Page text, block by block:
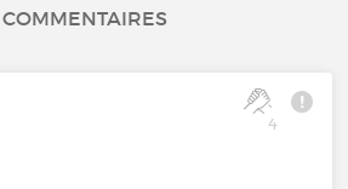
4